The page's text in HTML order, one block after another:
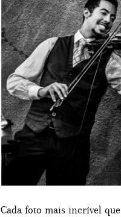
Cada foto mais incrível